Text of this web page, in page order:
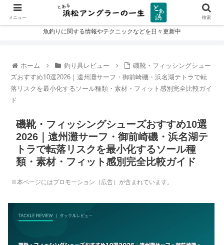
魚釣りに関する情報やテクニックなどを日々更新中
ホーム 釣り具レビュー
磯靴・フィッシングシュー
ズおすすめ10選2026｜遠州灘サーフ・御前崎磯・浜名湖テトラで転
落リスクを最小化するソール種類・素材・フィット感別完全比較ガイ
ド
磯靴・フィッシングシューズおすすめ10選
2026｜遠州灘サーフ・御前崎磯・浜名湖テ
トラで転落リスクを最小化するソール種
類・素材・フィット感別完全比較ガイド
※本ページにはプロモーション（広告）が含まれています。
メニュー 検索